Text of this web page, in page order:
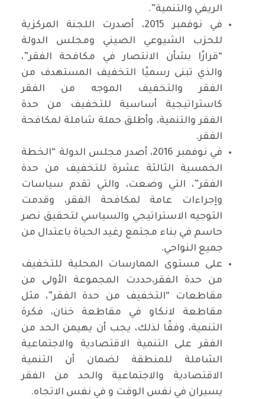
الريفي والتنمية”.
في نوفمبر 2015، أصدرت اللجنة المركزية
للحزب الشيوعي الصيني ومجلس الدولة
“قرارًا بشأن الانتصار في مكافحة الفقر”،
والذي تبنى رسميًا التخفيف المستهدف من
الفقر والتخفيف الموجه من الفقر
كاستراتيجية أساسية للتخفيف من حدة
الفقر والتنمية، وأطلق حملة شاملة لمكافحة
الفقر.
في نوفمبر 2016، أصدر مجلس الدولة “الخطة
الخمسية الثالثة عشرة للتخفيف من حدة
الفقر”، التي وضعت، والتي تقدم سياسات
وإجراءات عامة لمكافحة الفقر، وقدمت
التوجيه الاستراتيجي والسياسي لتحقيق نصر
حاسم في بناء مجتمع رغيد الحياة باعتدال من
جميع النواحي.
على مستوى الممارسات المحلية للتخفيف
من حدة الفقر،حددت المجموعة الأولى من
مقاطعات “التخفيف من حدة الفقر”، مثل
مقاطعة لانكاو في مقاطعة خنان، فكرة
التنمية، وفقًا لذلك، يجب أن يهيمن الحد من
الفقر على التنمية الاقتصادية والاجتماعية
الشاملة للمنطقة لضمان أن التنمية
الاقتصادية والاجتماعية والحد من الفقر
يسيران في نفس الوقت و في نفس الاتجاه.